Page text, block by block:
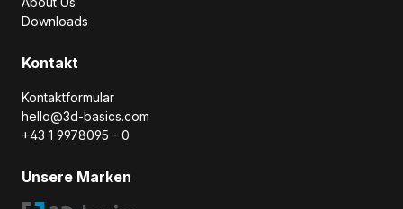
Downloads
Kontakt
Kontaktformular
hello@3d-basics.com
+43 1 9978095 - 0
Unsere Marken